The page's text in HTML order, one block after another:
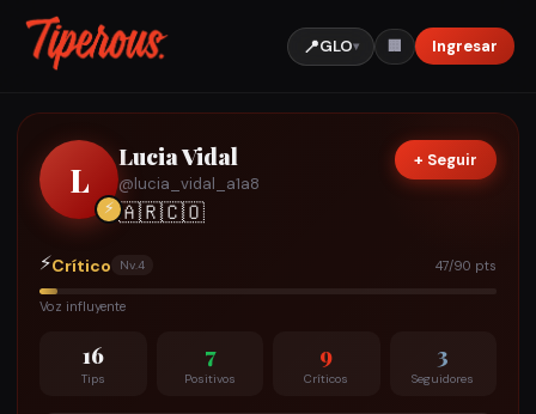
📍GLO▾ 🏢 Ingresar
L
⚡
Lucia Vidal
@lucia_vidal_a1a8
🇦🇷🇨🇴
+ Seguir
⚡Crítico Nv.4 47/90 pts
Voz influyente
16
Tips
7
Positivos
9
Críticos
3
Seguidores